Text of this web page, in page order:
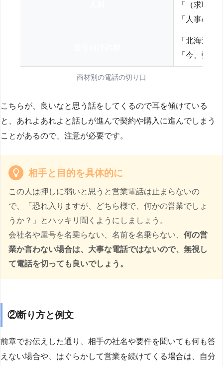
「（求職
「人事の方
「北海道
「今、弊
商材別の電話の切り口
こちらが、良いなと思う話をしてくるので耳を傾けている
と、あれよあれよと話しが進んで契約や購入に進んでしまう
ことがあるので、注意が必要です。
相手と目的を具体的に
この人は押しに弱いと思うと営業電話は止まらないの
で、「恐れ入りますが、どちら様で、何かの営業でしょ
うか？」とハッキリ聞くようにしましょう。
会社名や屋号を名乗らない、名前を名乗らない、 何の営
業か言わない場合は、大事な電話ではないので、無視し
て電話を切っても良いでしょう。
②断り方と例文
前章でお伝えした通り、相手の社名や要件を聞いても何も答
えない場合や、はぐらかして営業を続けてくる場合は、自分